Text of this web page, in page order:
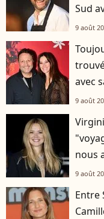
Sud
9 août
avec
9 août
nous
9 août
Entre